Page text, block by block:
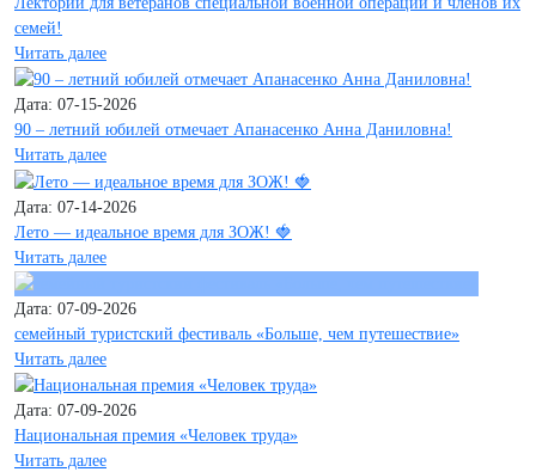
семей!
Читать далее
Дата: 07-15-2026
90 – летний юбилей отмечает Апанасенко Анна Даниловна!
Читать далее
Дата: 07-14-2026
Лето — идеальное время для ЗОЖ! 🍓
Читать далее
Дата: 07-09-2026
семейный туристский фестиваль «Больше, чем путешествие»
Читать далее
Дата: 07-09-2026
Национальная премия «Человек труда»
Читать далее